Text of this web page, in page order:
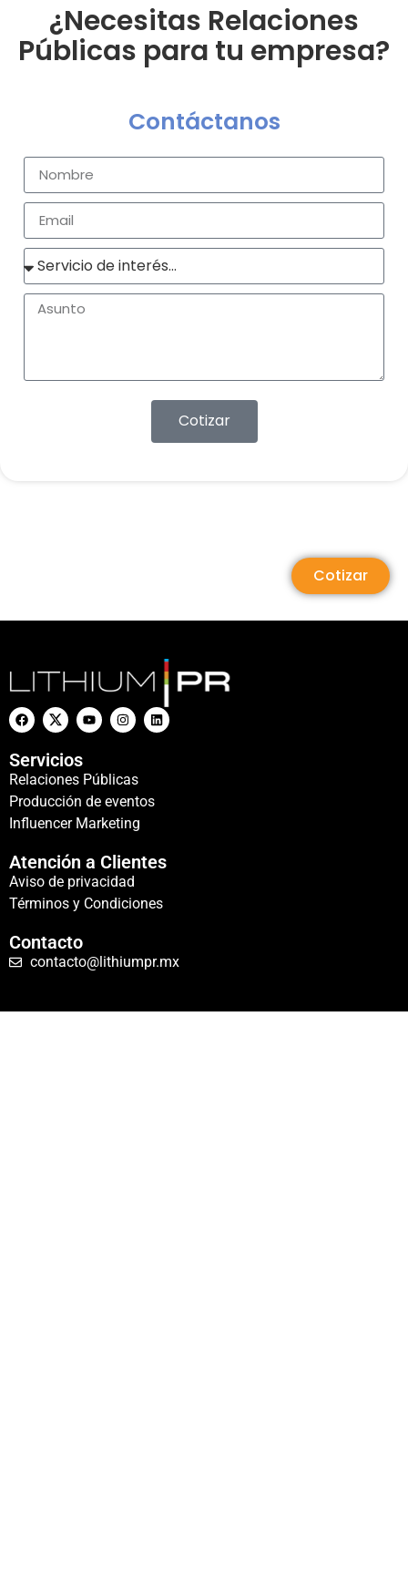
¿Necesitas Relaciones
Públicas para tu empresa?
Contáctanos
Cotizar
Cotizar
Servicios
Relaciones Públicas
Producción de eventos
Influencer Marketing
Atención a Clientes
Aviso de privacidad
Términos y Condiciones
Contacto
contacto@lithiumpr.mx